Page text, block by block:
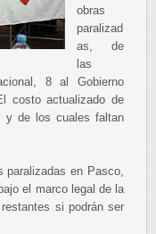
obras
paralizad
as, de
las
8 al Gobierno
costo actualizado de
y de los cuales faltan
paralizadas en Pasco,
el marco legal de la
si podrán ser